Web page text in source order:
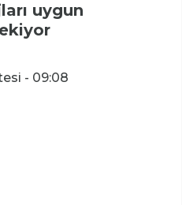
uygun
- 09:08